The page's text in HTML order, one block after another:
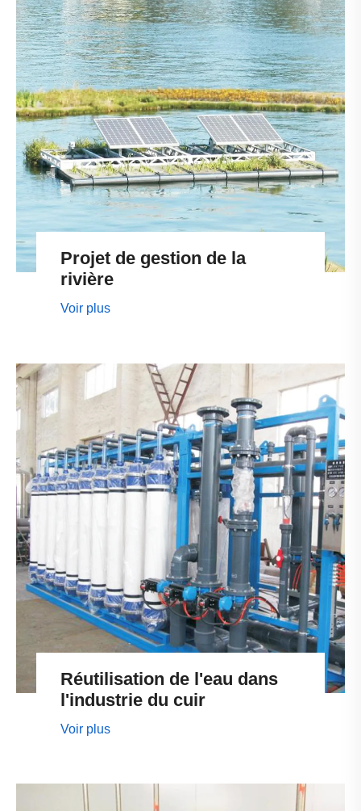
Projet de gestion de la
rivière
Voir plus
Réutilisation de l'eau dans
l'industrie du cuir
Voir plus